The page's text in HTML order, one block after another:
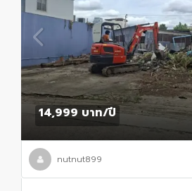
14,999 บาท/ปี
nutnut899